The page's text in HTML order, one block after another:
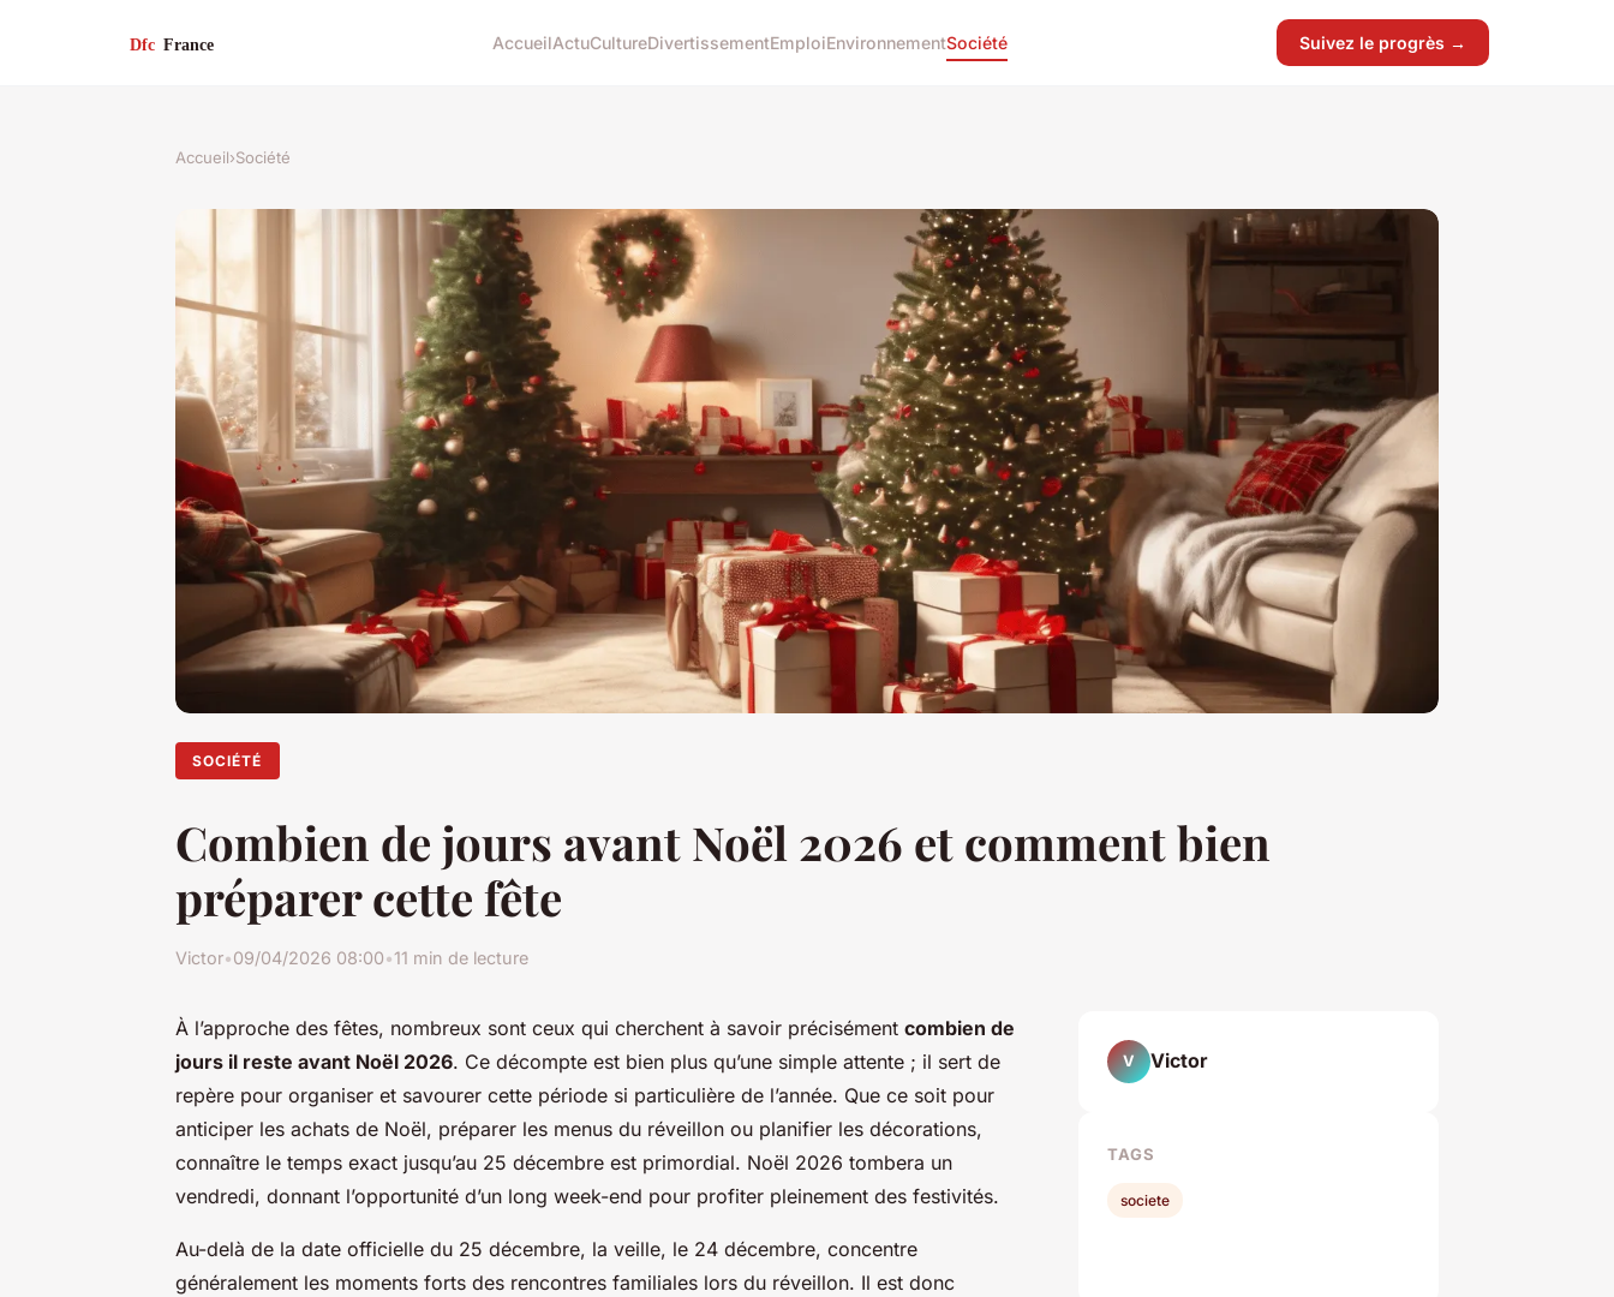
AccueilActuCultureDivertissementEmploiEnvironnementSociété Suivez le progrès →
Accueil›Société
SOCIÉTÉ
Combien de jours avant Noël 2026 et comment bien
préparer cette fête
Victor•09/04/2026 08:00•11 min de lecture
À l’approche des fêtes, nombreux sont ceux qui cherchent à savoir précisément combien de
jours il reste avant Noël 2026. Ce décompte est bien plus qu’une simple attente ; il sert de
repère pour organiser et savourer cette période si particulière de l’année. Que ce soit pour
anticiper les achats de Noël, préparer les menus du réveillon ou planifier les décorations,
connaître le temps exact jusqu’au 25 décembre est primordial. Noël 2026 tombera un
vendredi, donnant l’opportunité d’un long week-end pour profiter pleinement des festivités.
Au-delà de la date officielle du 25 décembre, la veille, le 24 décembre, concentre
généralement les moments forts des rencontres familiales lors du réveillon. Il est donc
V Victor
TAGS
societe